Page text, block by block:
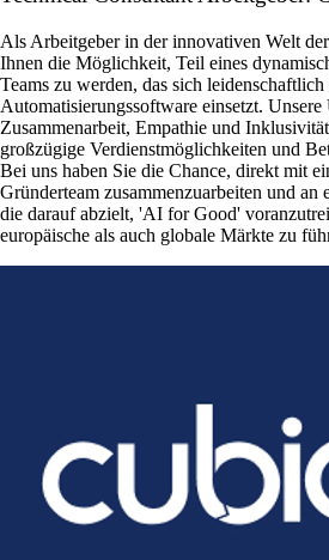
Als Arbeitgeber in der innovativen Welt
Ihnen die Möglichkeit, Teil eines
Teams zu werden, das sich
Automatisierungssoftware einsetzt.
Zusammenarbeit, Empathie und
großzügige Verdienstmöglichkeiten und
Bei uns haben Sie die Chance, direkt mit
Gründerteam zusammenzuarbeiten und an
die darauf abzielt, 'AI for Good'
europäische als auch globale Märkte zu